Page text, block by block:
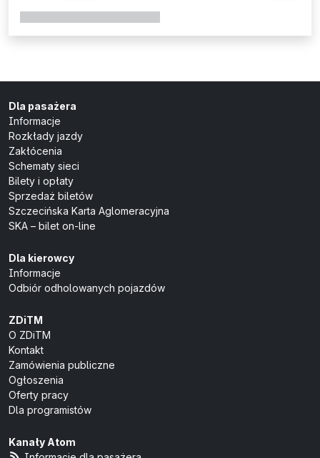
Dla pasażera
Informacje
Rozkłady jazdy
Zakłócenia
Schematy sieci
Bilety i opłaty
Sprzedaż biletów
Szczecińska Karta Aglomeracyjna
SKA – bilet on-line
Dla kierowcy
Informacje
Odbiór odholowanych pojazdów
ZDiTM
O ZDiTM
Kontakt
Zamówienia publiczne
Ogłoszenia
Oferty pracy
Dla programistów
Kanały Atom